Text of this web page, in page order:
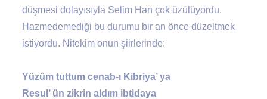
düşmesi dolayısıyla Selim Han çok üzülüyordu.
Hazmedemediği bu durumu bir an önce düzeltmek
istiyordu. Nitekim onun şiirlerinde:
Yüzüm tuttum cenab-ı Kibriya’ ya
Resul’ ün zikrin aldım ibtidaya